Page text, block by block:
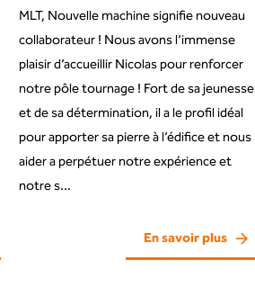
MLT, Nouvelle machine signifie nouveau
collaborateur ! Nous avons l’immense
plaisir d’accueillir Nicolas pour renforcer
notre pôle tournage ! Fort de sa jeunesse
et de sa détermination, il a le profil idéal
pour apporter sa pierre à l’édifice et nous
aider a perpétuer notre expérience et
notre s...
En savoir plus